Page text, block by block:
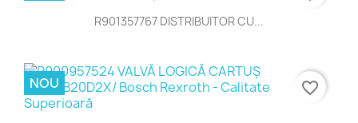
R901357767 DISTRIBUITOR CU...
NOU favorite_border